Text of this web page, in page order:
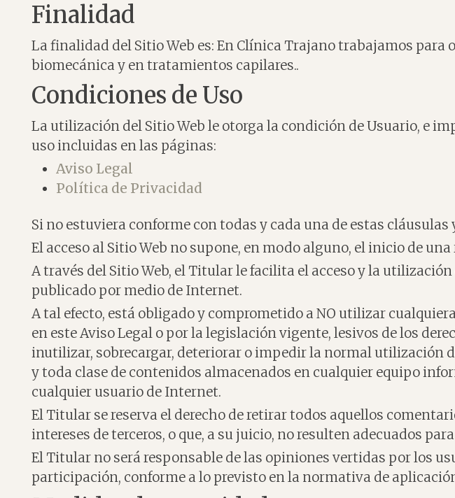
Finalidad
La finalidad del Sitio Web es: En Clínica Trajano trabajamos
biomecánica y en tratamientos capilares..
Condiciones de Uso
La utilización del Sitio Web le otorga la condición de Usuario, e
uso incluidas en las páginas:
Aviso Legal
Política de Privacidad
Si no estuviera conforme con todas y cada una de estas
El acceso al Sitio Web no supone, en modo alguno, el inicio de
A través del Sitio Web, el Titular le facilita el acceso y la
publicado por medio de Internet.
A tal efecto, está obligado y comprometido a NO utilizar
en este Aviso Legal o por la legislación vigente, lesivos de los
inutilizar, sobrecargar, deteriorar o impedir la normal utilización
y toda clase de contenidos almacenados en cualquier equipo
cualquier usuario de Internet.
El Titular se reserva el derecho de retirar todos aquellos
intereses de terceros, o que, a su juicio, no resulten adecuados
El Titular no será responsable de las opiniones vertidas por los
participación, conforme a lo previsto en la normativa de